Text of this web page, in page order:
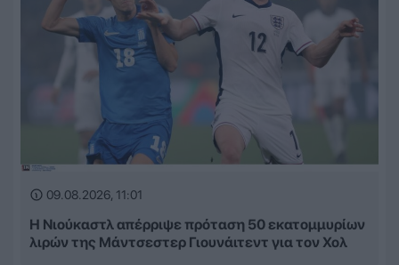
09.08.2026, 11:01
Η Νιούκαστλ απέρριψε πρόταση 50 εκατομμυρίων
λιρών της Μάντσεστερ Γιουνάιτεντ για τον Χολ